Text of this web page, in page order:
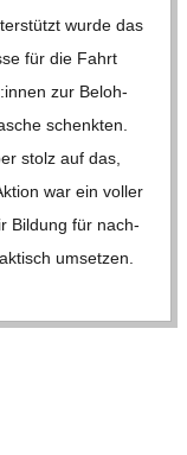
wurde das
für die Fahrt
zur Beloh­
schenk­ten.
stolz auf das,
war ein vol­ler
Bil­dung für nach­
umset­zen.